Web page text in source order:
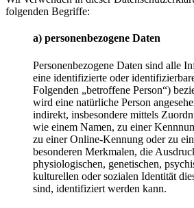
folgenden Begriffe:
a) personenbezogene Daten
Personenbezogene Daten sind alle
eine identifizierte oder
Folgenden „betroffene Person“)
wird eine natürliche Person
indirekt, insbesondere mittels
wie einem Namen, zu einer
zu einer Online-Kennung oder zu
besonderen Merkmalen, die
physiologischen, genetischen,
kulturellen oder sozialen Identität
sind, identifiziert werden kann.